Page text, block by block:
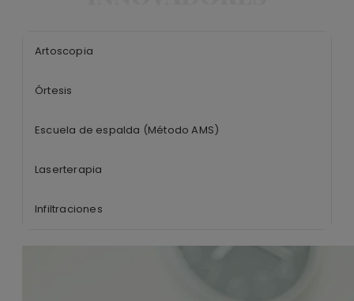
Artoscopia
Órtesis
Escuela de espalda (Método AMS)
Laserterapia
Infiltraciones